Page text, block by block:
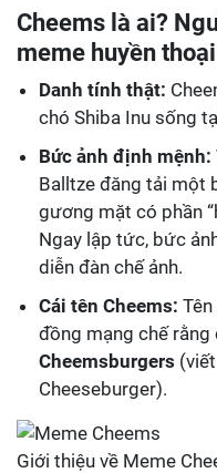
Cheems là ai?
meme huyền thoại
Danh tính thật:
chó Shiba Inu sống
Bức ảnh định mệnh:
Balltze đăng tải một
gương mặt có phần
Ngay lập tức, bức
diễn đàn chế ảnh.
Cái tên Cheems:
đồng mạng chế rằng
Cheemsburgers
Cheeseburger).
Giới thiệu về Meme